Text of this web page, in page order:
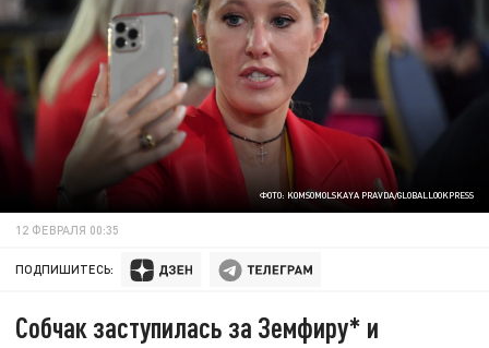
ФОТО: KOMSOMOLSKAYA PRAVDA/GLOBALLOOKPRESS
12 ФЕВРАЛЯ 00:35
ПОДПИШИТЕСЬ:
Собчак заступилась за Земфиру* и